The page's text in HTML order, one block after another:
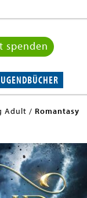
spenden
Adult Romantasy